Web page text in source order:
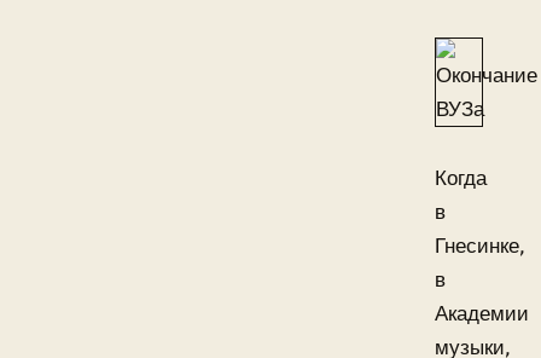
Когда
в
Гнесинке,
в
Академии
музыки,